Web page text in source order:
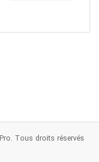
Tous droits réservés.